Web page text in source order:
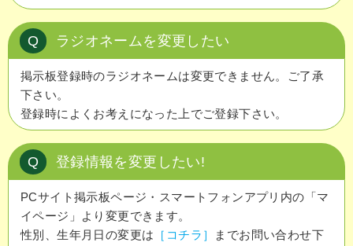
Q ラジオネームを変更したい
掲示板登録時のラジオネームは変更できません。ご了承
下さい。
登録時によくお考えになった上でご登録下さい。
Q 登録情報を変更したい!
PCサイト掲示板ページ・スマートフォンアプリ内の「マ
イページ」より変更できます。
性別、生年月日の変更は ［コチラ］
までお問い合わせ下